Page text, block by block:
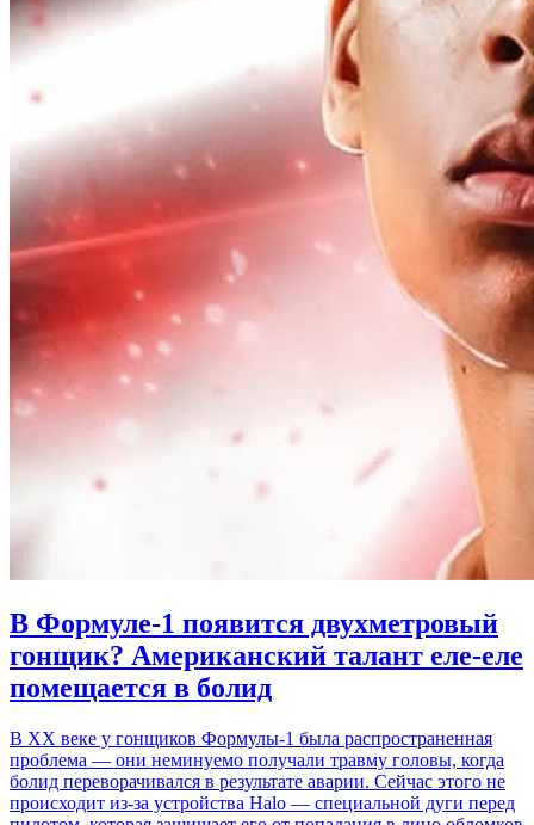
В Формуле-1 появится двухметровый
гонщик? Американский талант еле-еле
помещается в болид
В XX веке у гонщиков Формулы-1 была распространенная
проблема — они неминуемо получали травму головы, когда
болид переворачивался в результате аварии. Сейчас этого не
происходит из-за устройства Halo — специальной дуги перед